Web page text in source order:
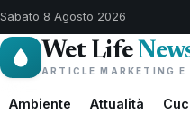
Sabato 8 Agosto 2026
Wet Life
ARTICLE MARKETING
Ambiente Attualità